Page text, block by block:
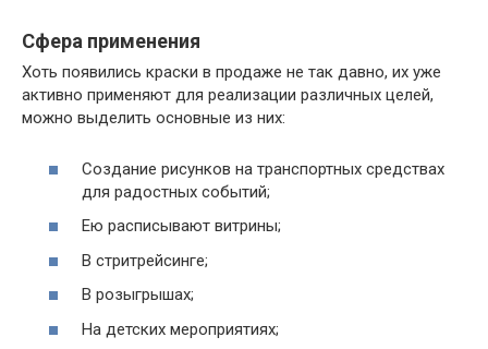
Сфера применения
Хоть появились краски в продаже не так давно, их уже
активно применяют для реализации различных целей,
можно выделить основные из них:
Создание рисунков на транспортных средствах
для радостных событий;
Ею расписывают витрины;
В стритрейсинге;
В розыгрышах;
На детских мероприятиях;